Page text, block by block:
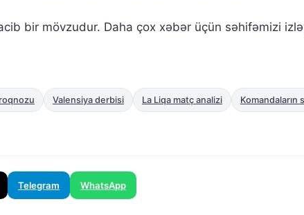
bir mövzudur. Daha çox xəbər üçün səhifəmizi
Valensiya derbisi La Liqa matç analizi
Telegram WhatsApp